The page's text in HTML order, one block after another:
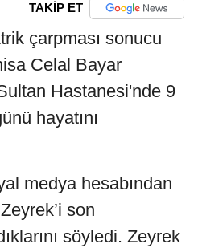
TAKİP ET
çarpması sonucu
Celal Bayar
Hastanesi'nde 9
hayatını
medya hesabından
son
söyledi. Zeyrek